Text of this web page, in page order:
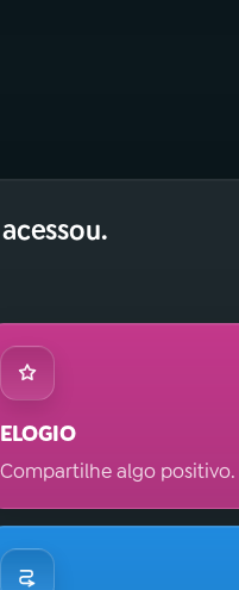
ELOGIO
Compartilhe algo positivo.